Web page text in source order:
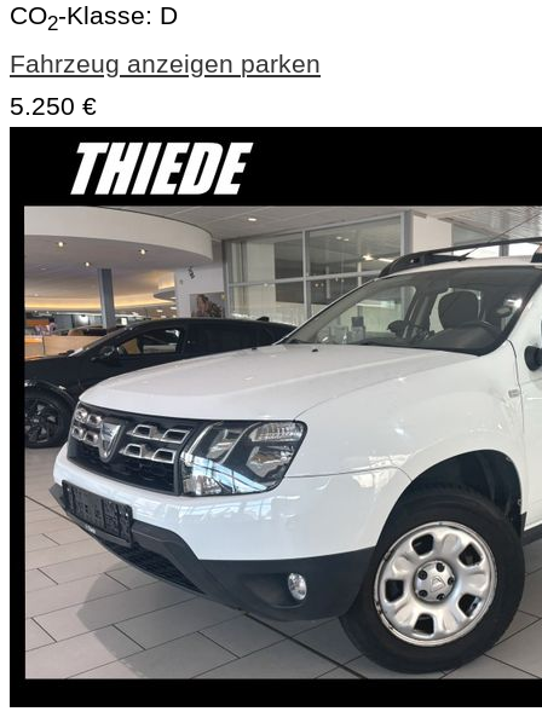
CO2-Klasse: D
Fahrzeug anzeigen parken
5.250 €